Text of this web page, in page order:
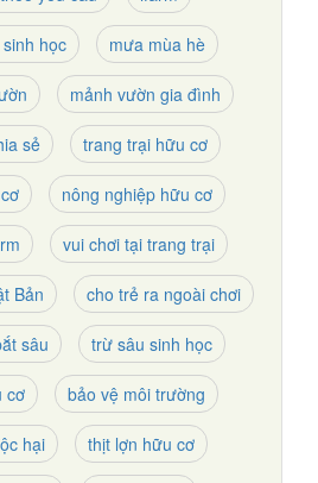
học mưa mùa hè
mảnh vườn gia đình
sẻ trang trại hữu cơ
nông nghiệp hữu cơ
vui chơi tại trang trại
Bản cho trẻ ra ngoài chơi
sâu trừ sâu sinh học
cơ bảo vệ môi trường
hại thịt lợn hữu cơ